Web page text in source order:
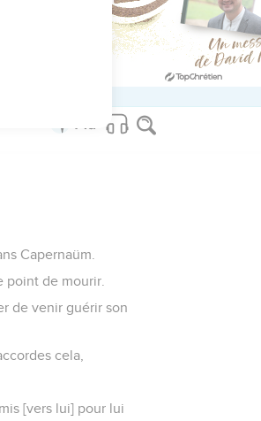
une maison sur la
de cette maison a
Capernaüm.
point de mourir.
de venir guérir son
cela,
[vers lui] pour lui